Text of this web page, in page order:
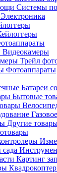
Системы
Электроника
Видеокамеры
Трейл
Фотоаппараты
Батареи
Бытовые
Другие
Картинг